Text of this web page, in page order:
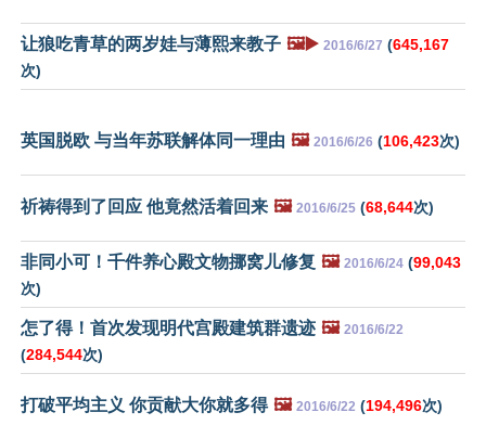
让狼吃青草的两岁娃与薄熙来教子 🖼️▶️ 2016/6/27 (645,167
次)
英国脱欧 与当年苏联解体同一理由 🖼️ 2016/6/26 (106,423次)
祈祷得到了回应 他竟然活着回来 🖼️ 2016/6/25 (68,644次)
非同小可！千件养心殿文物挪窝儿修复 🖼️ 2016/6/24 (99,043
次)
怎了得！首次发现明代宫殿建筑群遗迹 🖼️ 2016/6/22
(284,544次)
打破平均主义 你贡献大你就多得 🖼️ 2016/6/22 (194,496次)